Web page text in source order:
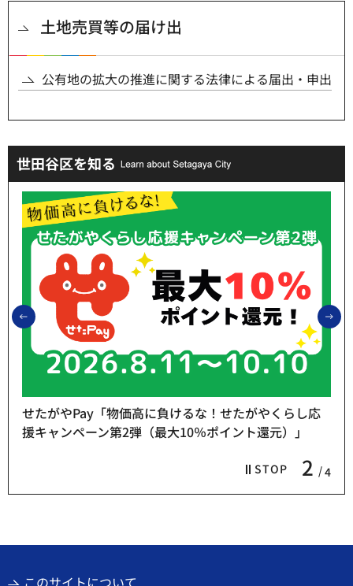
土地売買等の届け出
公有地の拡大の推進に関する法律による届出・申出
世田谷区を知る
前のスライドを表示
STOP 2 4
せたがやPay「物価高に負けるな！せたがやくらし応
援キャンペーン第2弾（最大10％ポイント還元）」